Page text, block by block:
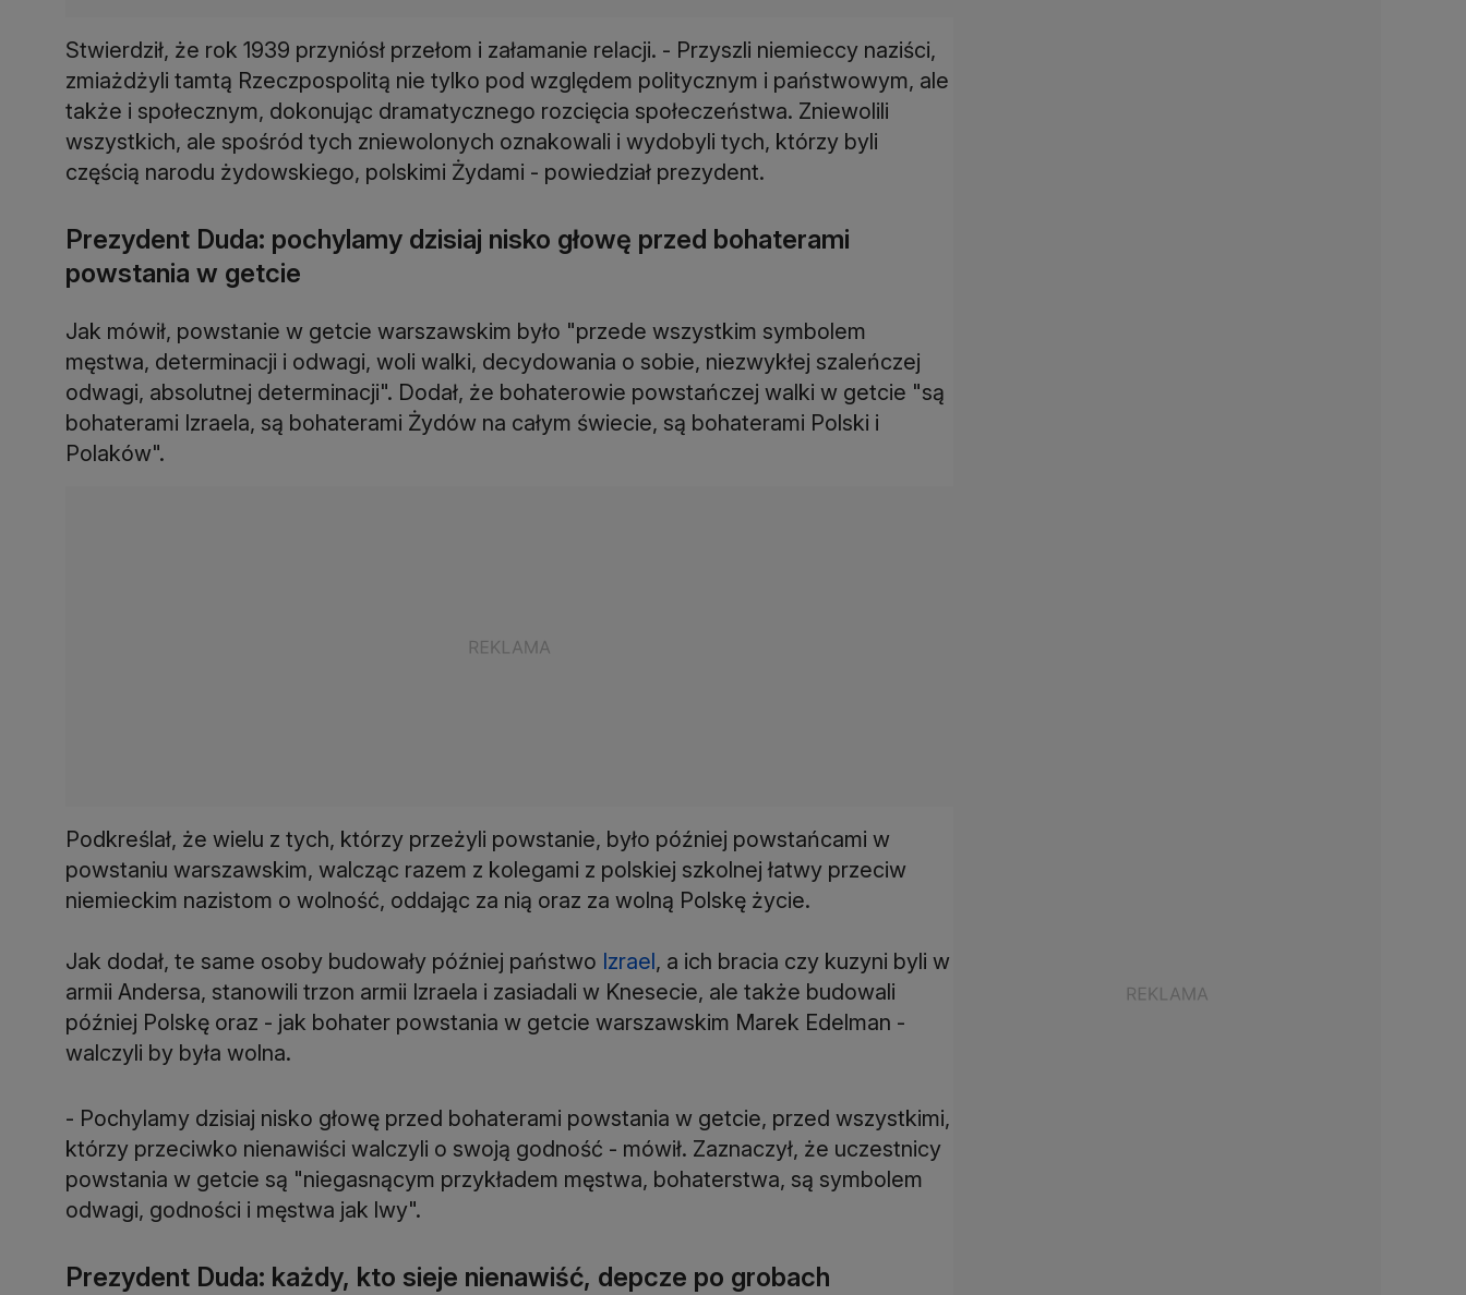
Stwierdził, że rok 1939 przyniósł przełom i załamanie relacji. - Przyszli niemieccy naziści,
zmiażdżyli tamtą Rzeczpospolitą nie tylko pod względem politycznym i państwowym, ale
także i społecznym, dokonując dramatycznego rozcięcia społeczeństwa. Zniewolili
wszystkich, ale spośród tych zniewolonych oznakowali i wydobyli tych, którzy byli
częścią narodu żydowskiego, polskimi Żydami - powiedział prezydent.
Prezydent Duda: pochylamy dzisiaj nisko głowę przed bohaterami
powstania w getcie
Jak mówił, powstanie w getcie warszawskim było "przede wszystkim symbolem
męstwa, determinacji i odwagi, woli walki, decydowania o sobie, niezwykłej szaleńczej
odwagi, absolutnej determinacji". Dodał, że bohaterowie powstańczej walki w getcie "są
bohaterami Izraela, są bohaterami Żydów na całym świecie, są bohaterami Polski i
Polaków".
Podkreślał, że wielu z tych, którzy przeżyli powstanie, było później powstańcami w
powstaniu warszawskim, walcząc razem z kolegami z polskiej szkolnej łatwy przeciw
niemieckim nazistom o wolność, oddając za nią oraz za wolną Polskę życie.
Jak dodał, te same osoby budowały później państwo Izrael, a ich bracia czy kuzyni byli w
armii Andersa, stanowili trzon armii Izraela i zasiadali w Knesecie, ale także budowali
później Polskę oraz - jak bohater powstania w getcie warszawskim Marek Edelman -
walczyli by była wolna.
- Pochylamy dzisiaj nisko głowę przed bohaterami powstania w getcie, przed wszystkimi,
którzy przeciwko nienawiści walczyli o swoją godność - mówił. Zaznaczył, że uczestnicy
powstania w getcie są "niegasnącym przykładem męstwa, bohaterstwa, są symbolem
odwagi, godności i męstwa jak lwy".
Prezydent Duda: każdy, kto sieje nienawiść, depcze po grobach